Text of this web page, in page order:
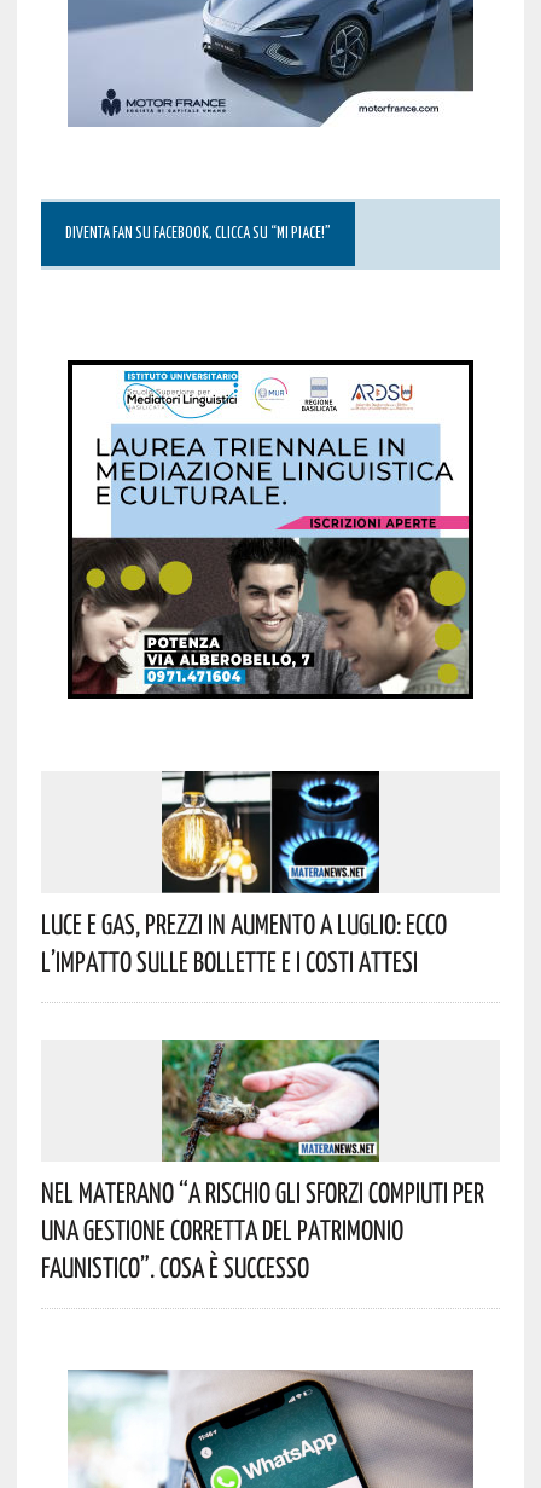
DIVENTA FAN SU FACEBOOK, CLICCA SU “MI PIACE!”
Luce E Gas, Prezzi In Aumento A Luglio: Ecco
L’impatto Sulle Bollette E I Costi Attesi
Nel Materano “a Rischio Gli Sforzi Compiuti Per
Una Gestione Corretta Del Patrimonio
Faunistico”. Cosa È Successo